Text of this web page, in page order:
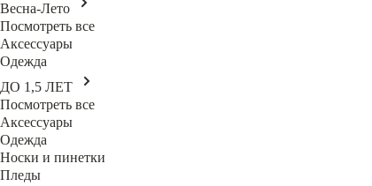
Весна-Лето
Посмотреть все
Аксессуары
Одежда
ДО 1,5 ЛЕТ
Посмотреть все
Аксессуары
Одежда
Носки и пинетки
Пледы